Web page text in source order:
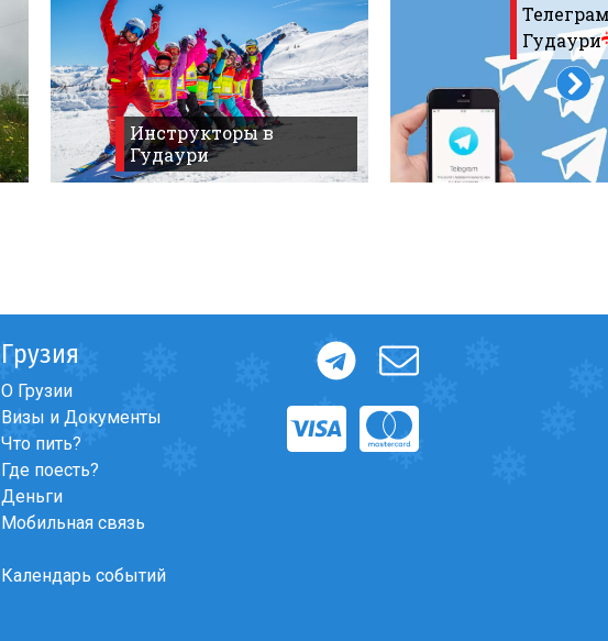
Инструкторы в
Гудаури
Гудаури
Грузия
О Грузии
Визы и Документы
Что пить?
Где поесть?
Деньги
Мобильная связь
Календарь событий